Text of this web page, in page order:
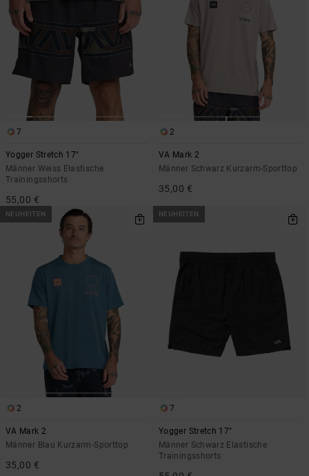
7
Yogger Stretch 17"
Männer Weiss Elastische
Trainingsshorts
55,00 €
2
VA Mark 2
Männer Schwarz Kurzarm-Sporttop
35,00 €
NEUHEITEN
2
VA Mark 2
Männer Blau Kurzarm-Sporttop
35,00 €
NEUHEITEN
7
Yogger Stretch 17"
Männer Schwarz Elastische
Trainingsshorts